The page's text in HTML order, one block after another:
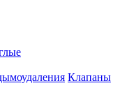
Клапаны